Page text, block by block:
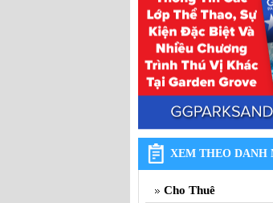
XEM THEO DANH
Cho Thuê